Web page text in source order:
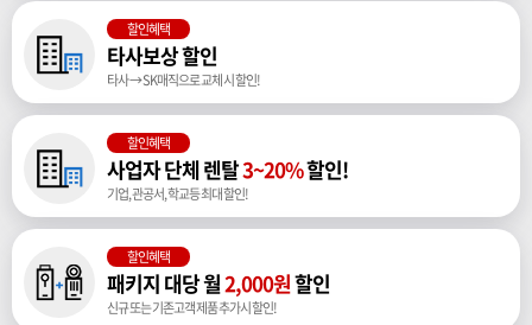
할인혜택
타사보상 할인
타사 → SK매직으로 교체 시 할인!
할인혜택
사업자 단체 렌탈3~20%할인!
기업, 관공서, 학교등 최대 할인!
할인혜택
패키지 대당 월2,000원할인
신규 또는 기존고객 제품 추가시 할인!